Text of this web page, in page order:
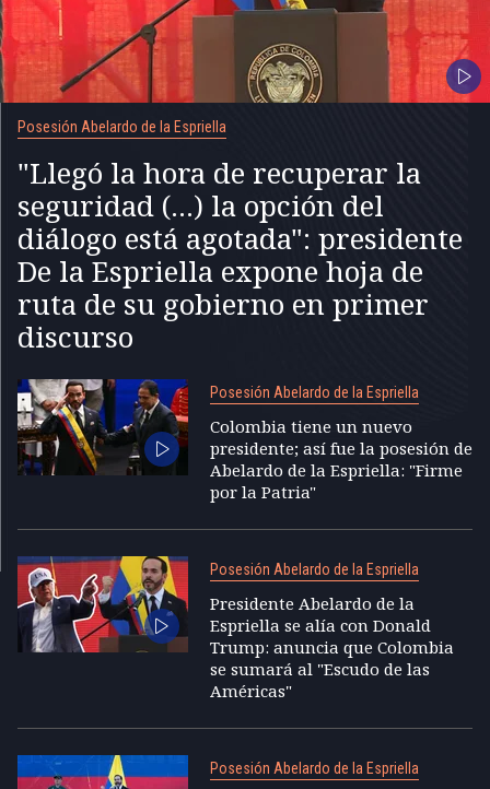
Posesión Abelardo de la Espriella
"Llegó la hora de recuperar la
seguridad (...) la opción del
diálogo está agotada": presidente
De la Espriella expone hoja de
ruta de su gobierno en primer
discurso
Posesión Abelardo de la Espriella
Colombia tiene un nuevo
presidente; así fue la posesión de
Abelardo de la Espriella: "Firme
por la Patria"
Posesión Abelardo de la Espriella
Presidente Abelardo de la
Espriella se alía con Donald
Trump: anuncia que Colombia
se sumará al "Escudo de las
Américas"
Posesión Abelardo de la Espriella